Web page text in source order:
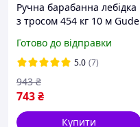
Ручна барабанна лебідка
з тросом 454 кг 10 м Gude
важільний підйомник
тягова лебідка
Готово до відправки
5.0 (7)
743₴
943 ₴
Купити